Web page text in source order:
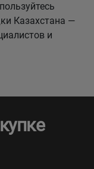
Казахстана —
и